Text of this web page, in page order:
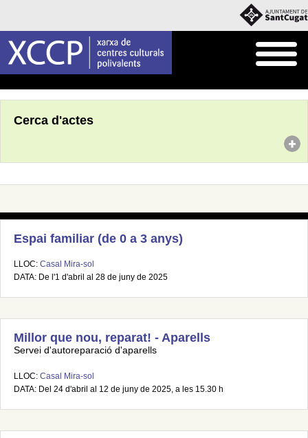
Cerca d'actes
Espai familiar (de 0 a 3 anys)
LLOC: Casal Mira-sol
DATA: De l'1 d'abril al 28 de juny de 2025
Millor que nou, reparat! - Aparells
Servei d'autoreparació d'aparells
LLOC: Casal Mira-sol
DATA: Del 24 d'abril al 12 de juny de 2025, a les 15.30 h